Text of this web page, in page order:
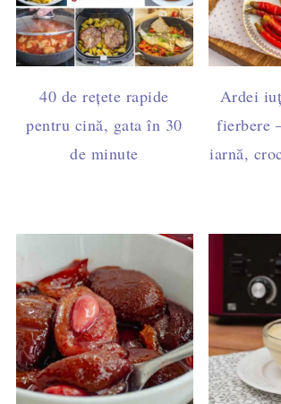
40 de rețete rapide
pentru cină, gata în 30
de minute
Ardei
fierbere
iarnă,